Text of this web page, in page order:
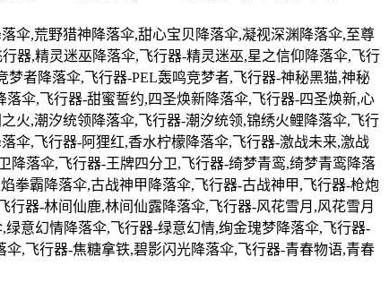
伞,荒野猎神降落伞,甜心宝贝降落伞,凝视深渊降落伞,至尊
器,精灵迷巫降落伞,飞行器-精灵迷巫,星之信仰降落伞,飞行
者降落伞,飞行器-PEL轰鸣竞梦者,飞行器-神秘黑猫,神秘
伞,飞行器-甜蜜誓约,四圣焕新降落伞,飞行器-四圣焕新,心
火,潮汐统领降落伞,飞行器-潮汐统领,锦绣火鲤降落伞,飞行
伞,飞行器-阿狸红,香水柠檬降落伞,飞行器-激战未来,激战
降落伞,飞行器-王牌四分卫,飞行器-绮梦青鸾,绮梦青鸾降落
拳霸降落伞,古战神甲降落伞,飞行器-古战神甲,飞行器-枪炮
器-林间仙鹿,林间仙露降落伞,飞行器-风花雪月,风花雪月
意幻情降落伞,飞行器-绿意幻情,绚金瑰梦降落伞,飞行器-
,飞行器-焦糖拿铁,碧影闪光降落伞,飞行器-青春物语,青春